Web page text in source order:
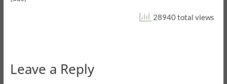
28940 total views
Leave a Reply